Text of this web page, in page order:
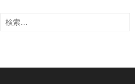
検
索: